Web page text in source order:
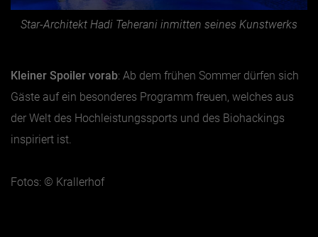
Star-Architekt Hadi Teherani inmitten seines Kunstwerks
Kleiner Spoiler vorab: Ab dem frühen Sommer dürfen sich
Gäste auf ein besonderes Programm freuen, welches aus
der Welt des Hochleistungssports und des Biohackings
inspiriert ist.
Fotos: © Krallerhof